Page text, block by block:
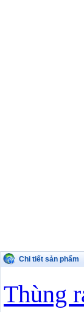
Chi tiết sản phẩm
Thùng